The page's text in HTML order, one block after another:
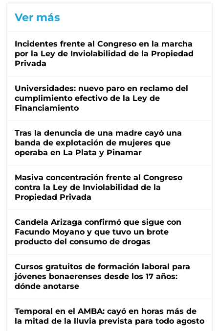
Ver más
Incidentes frente al Congreso en la marcha
por la Ley de Inviolabilidad de la Propiedad
Privada
Universidades: nuevo paro en reclamo del
cumplimiento efectivo de la Ley de
Financiamiento
Tras la denuncia de una madre cayó una
banda de explotación de mujeres que
operaba en La Plata y Pinamar
Masiva concentración frente al Congreso
contra la Ley de Inviolabilidad de la
Propiedad Privada
Candela Arizaga confirmó que sigue con
Facundo Moyano y que tuvo un brote
producto del consumo de drogas
Cursos gratuitos de formación laboral para
jóvenes bonaerenses desde los 17 años:
dónde anotarse
Temporal en el AMBA: cayó en horas más de
la mitad de la lluvia prevista para todo agosto